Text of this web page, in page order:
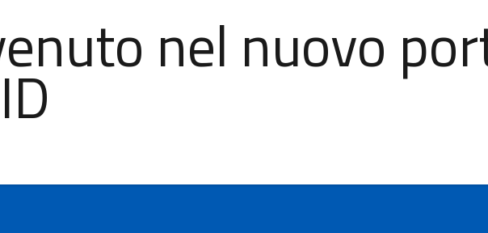
nel nuovo